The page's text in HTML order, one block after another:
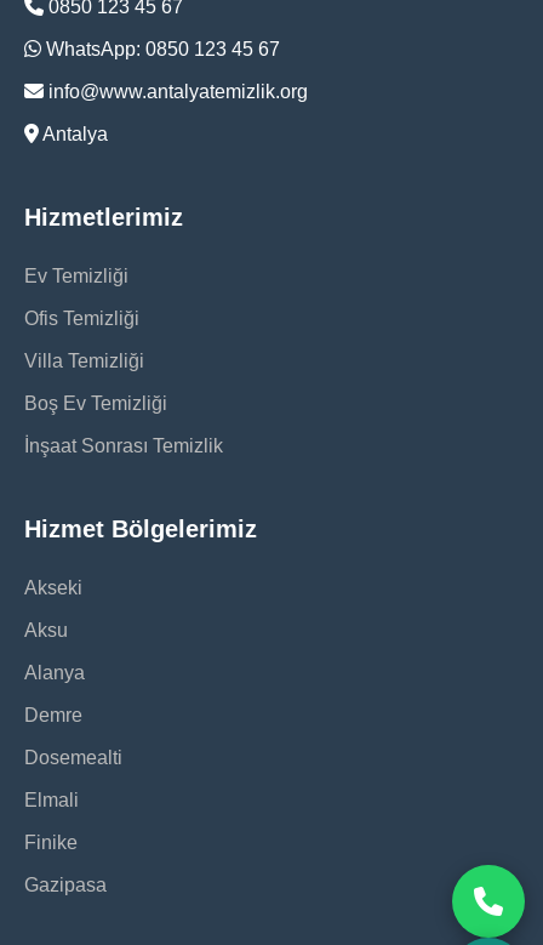
0850 123 45 67
WhatsApp: 0850 123 45 67
info@www.antalyatemizlik.org
Antalya
Hizmetlerimiz
Ev Temizliği
Ofis Temizliği
Villa Temizliği
Boş Ev Temizliği
İnşaat Sonrası Temizlik
Hizmet Bölgelerimiz
Akseki
Aksu
Alanya
Demre
Dosemealti
Elmali
Finike
Gazipasa